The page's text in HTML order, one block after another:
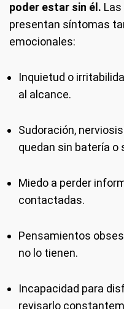
poder estar sin él.
presentan síntomas
emocionales:
Inquietud o
al alcance.
Sudoración,
quedan sin batería o
Miedo a perder
contactadas.
Pensamientos
no lo tienen.
Incapacidad para
revisarlo